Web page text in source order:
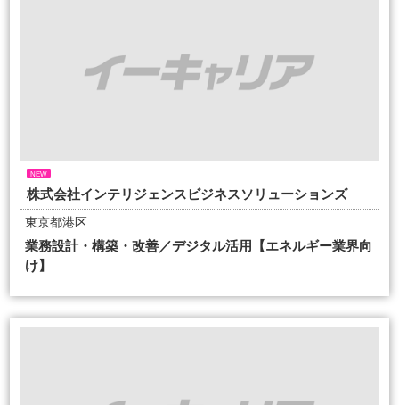
NEW
株式会社インテリジェンスビジネスソリューションズ
東京都港区
業務設計・構築・改善／デジタル活用【エネルギー業界向
け】